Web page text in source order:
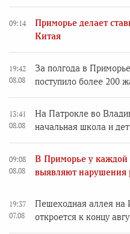
09:14
Приморье делает
Китая
19:42
08.08
За полгода в
поступило более 200
13:41
08.08
На Патрокле во
начальная школа и
09:08
08.08
В Приморье у каждой
выявляют нарушения
19:37
07.08
Пешеходная аллея на
откроется к концу